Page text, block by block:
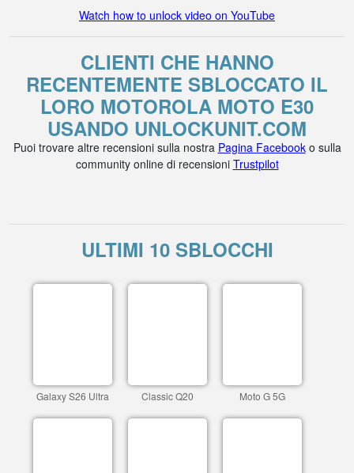
Watch how to unlock video on YouTube
CLIENTI CHE HANNO
RECENTEMENTE SBLOCCATO IL
LORO MOTOROLA MOTO E30
USANDO UNLOCKUNIT.COM
Puoi trovare altre recensioni sulla nostra Pagina Facebooko sulla
community online di recensioni Trustpilot
ULTIMI 10 SBLOCCHI
Galaxy S26 Ultra Classic Q20 Moto G 5G